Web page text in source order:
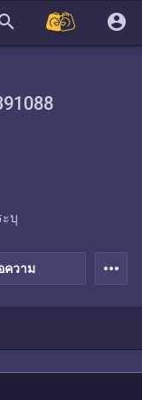
account_circle
ความ
ะบุ
more_horiz